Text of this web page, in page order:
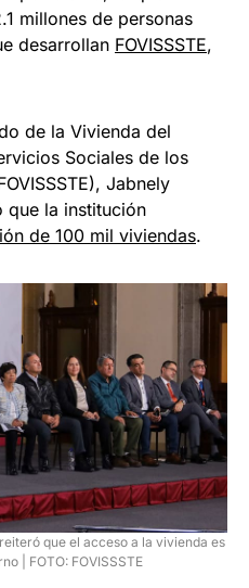
millones de personas
desarrollan FOVISSSTE,
de la Vivienda del
Sociales de los
Jabnely
que la institución
de 100 mil viviendas.
que el acceso a la vivienda es
| FOTO: FOVISSSTE